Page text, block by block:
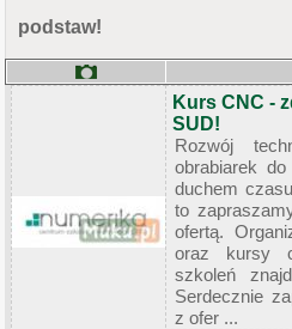
podstaw!
Kurs CNC -
SUD!
Rozwój
obrabiarek
duchem
to
ofertą.
oraz kursy
szkoleń
Serdecznie
z ofer ...